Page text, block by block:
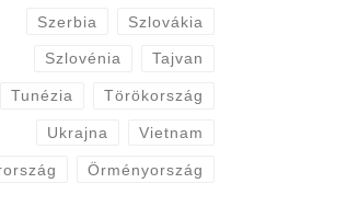
Szerbia Szlovákia
Szlovénia Tajvan
Tunézia Törökország
Ukrajna Vietnam
Örményország